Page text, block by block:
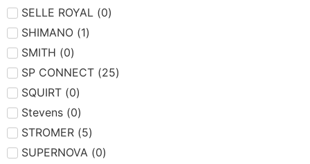
SELLE ROYAL (0)
SHIMANO (1)
SMITH (0)
SP CONNECT (25)
SQUIRT (0)
Stevens (0)
STROMER (5)
SUPERNOVA (0)